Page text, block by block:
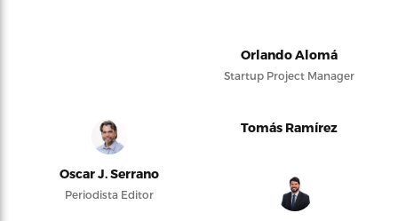
Orlando Alomá
Startup Project Manager
Oscar J. Serrano
Periodista Editor
Tomás Ramírez